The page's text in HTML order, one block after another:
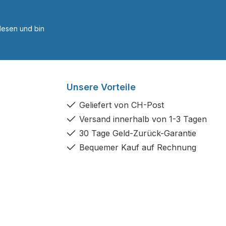
und bin
Unsere Vorteile
Geliefert von CH-Post
Versand innerhalb von 1-3 Tagen
30 Tage Geld-Zurück-Garantie
Bequemer Kauf auf Rechnung